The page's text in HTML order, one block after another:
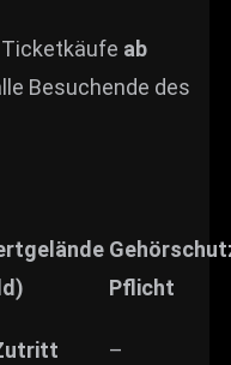
Ticketkäufe ab
Besuchende des
Pflicht
–